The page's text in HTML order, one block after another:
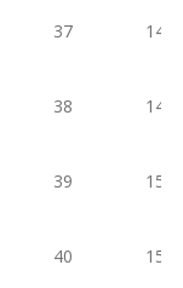
37 14
38 14.5
39 15
40 15.5